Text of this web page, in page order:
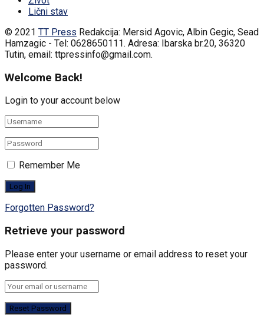
Lični stav
© 2021 TT Press Redakcija: Mersid Agovic, Albin Gegic, Sead
Hamzagic - Tel: 0628650111. Adresa: Ibarska br.20, 36320
Tutin, email: ttpressinfo@gmail.com.
Welcome Back!
Login to your account below
Remember Me
Forgotten Password?
Retrieve your password
Please enter your username or email address to reset your
password.